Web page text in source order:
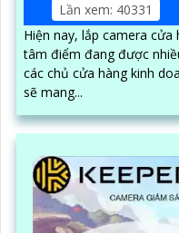
Lần xem: 40331
Hiện nay, lắp camera
tâm điểm đang được
các chủ cửa hàng kinh doanh. Với camera cửa
sẽ mang...